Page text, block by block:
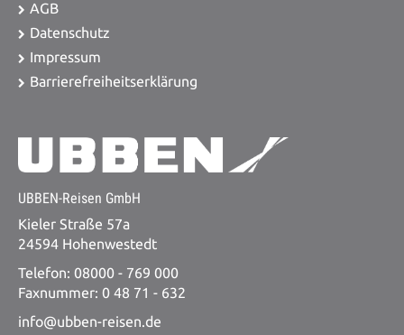
AGB
Datenschutz
Impressum
Barrierefreiheitserklärung
UBBEN-Reisen GmbH
Kieler Straße 57a
24594 Hohenwestedt
Telefon: 08000 - 769 000
Faxnummer: 0 48 71 - 632
info@ubben-reisen.de